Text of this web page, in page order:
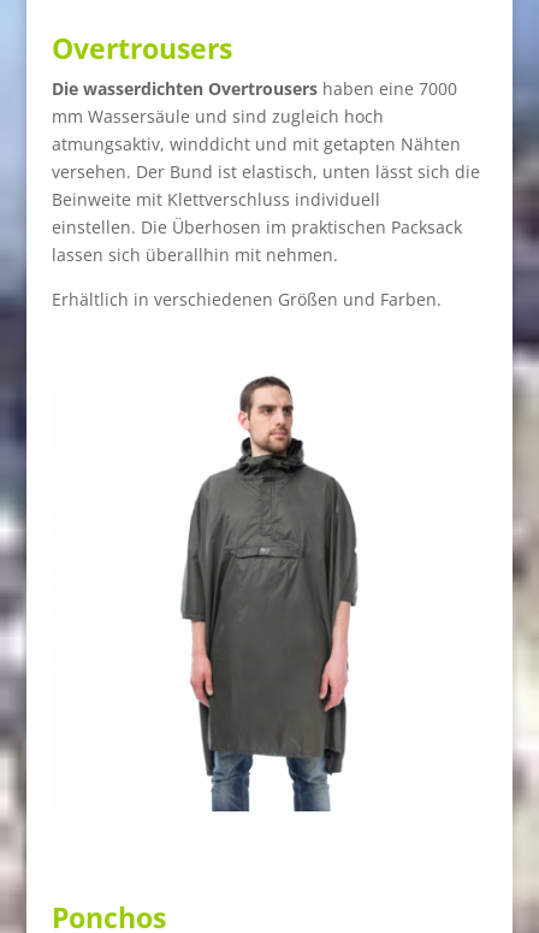
Overtrousers
Die wasserdichten Overtrousers haben eine 7000
mm Wassersäule und sind zugleich hoch
atmungsaktiv, winddicht und mit getapten Nähten
versehen. Der Bund ist elastisch, unten lässt sich die
Beinweite mit Klettverschluss individuell
einstellen. Die Überhosen im praktischen Packsack
lassen sich überallhin mit nehmen.
Erhältlich in verschiedenen Größen und Farben.
Ponchos